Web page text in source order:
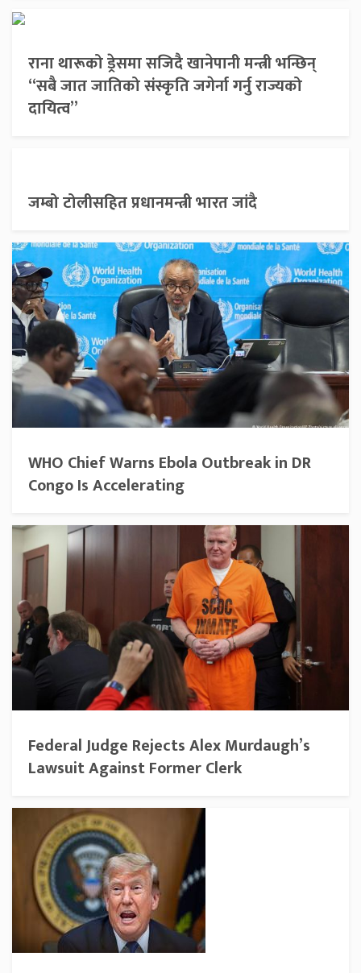
राना थारूको ड्रेसमा सजिदै खानेपानी मन्त्री भन्छिन्
“सबै जात जातिको संस्कृति जगेर्ना गर्नु राज्यको
दायित्व”
जम्बो टोलीसहित प्रधानमन्त्री भारत जांदै
WHO Chief Warns Ebola Outbreak in DR
Congo Is Accelerating
Federal Judge Rejects Alex Murdaugh’s
Lawsuit Against Former Clerk